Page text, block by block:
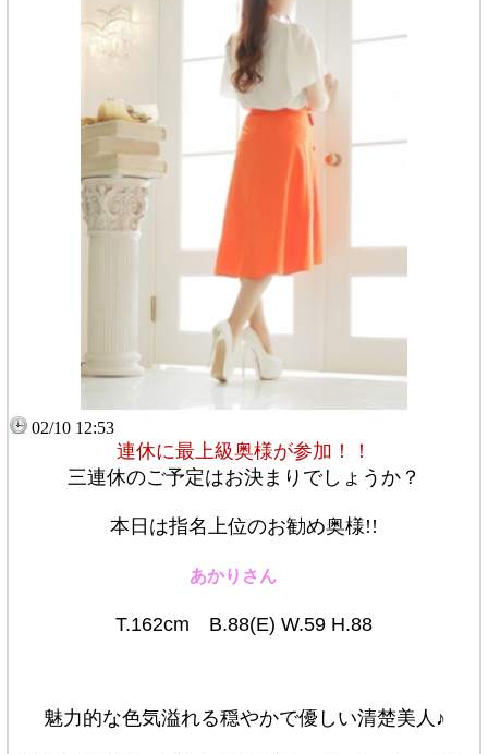
02/10 12:53
連休に最上級奥様が参加！！
三連休のご予定はお決まりでしょうか？
本日は指名上位のお勧め奥様!!
あかりさん
T.162cm B.88(E) W.59 H.88
魅力的な色気溢れる穏やかで優しい清楚美人♪